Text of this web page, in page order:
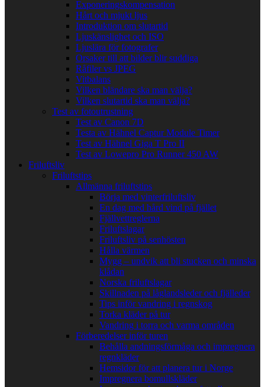
Exponeringskompensation
Hårt och mjukt ljus
Introduktion om slutartid
Ljuskänslighet och ISO
Ljuslära för fotografer
Orsaker till att bilder blir suddiga
Råfiler vs JPEG
Vitbalans
Vilken bländare ska man välja?
Vilken slutartid ska man välja?
Test av fotoutrustning
Test av Canon 7D
Testa av Hähnel Captur Module Timer
Test av Hähnel Giga T Pro II
Test av Lowepro Pro Runner 450 AW
Friluftsliv
Friluftstips
Allmänna friluftstips
Börja med vinterfriluftsliv
En dag med hård vind på fjället
Fjällvettreglerna
Friluftslagar
Friluftsliv på senhösten
Hålla värmen
Mygg – undvik att bli stucken och minska
klådan
Norska friluftslagar
Skillnaden på låglandsleder och fjälleder
Tips inför vandring i regnskog
Torka kläder på tur
Vandring i torra och varma områden
Förberedelser inför turen
Behålla andningsförmåga och impregnera
regnkläder
Hemsidor för att planera tur i Norge
Impregnera bomullskläder